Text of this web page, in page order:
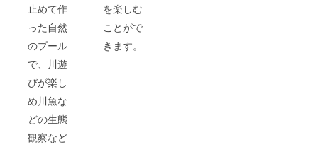
止めて作
った自然
のプール
で、川遊
びが楽し
め川魚な
どの生態
観察など
を楽しむ
ことがで
きます。